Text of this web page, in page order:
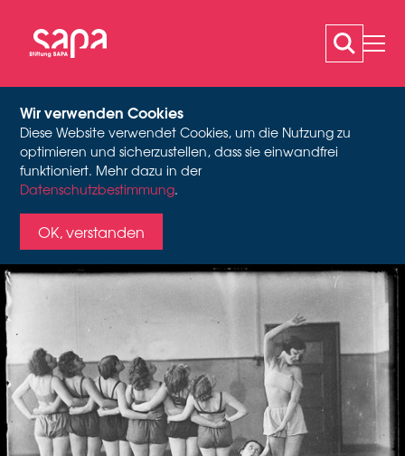
Wir verwenden Cookies
Diese Website verwendet Cookies, um die Nutzung zu
optimieren und sicherzustellen, dass sie einwandfrei
funktioniert. Mehr dazu in der
Datenschutzbestimmung.
OK, verstanden
ÜBER UNS
Wer wir sind und wofür wir einstehen
Gruppentanzkurs in Dartington Hall, ca. 1935, Fotograf unbekannt,